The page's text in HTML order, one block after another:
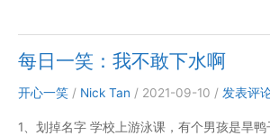
武
馆
不
每日一笑：我不敢下水啊
开心一笑 / Nick Tan / 2021-09-10 / 发表评
1、划掉名字 学校上游泳课，有个男孩是旱鸭